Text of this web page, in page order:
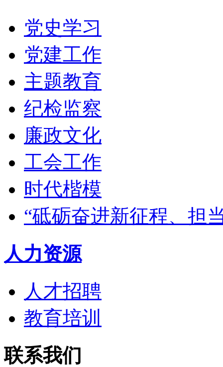
党史学习
党建工作
主题教育
纪检监察
廉政文化
工会工作
时代楷模
“砥砺奋进新征程、担
人力资源
人才招聘
教育培训
联系我们